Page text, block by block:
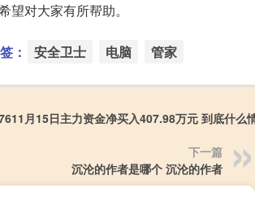
望对大家有所帮助。
： 安全卫士 电脑 管家
月15日主力资金净买入407.98万元 到底什么
下一篇
沉沦的作者是哪个 沉沦的作者